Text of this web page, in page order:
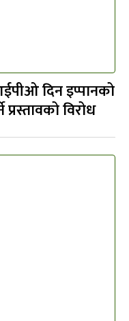
दिन इप्पानको
प्रस्तावको विरोध